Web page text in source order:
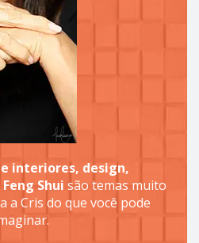
interiores, design,
Shui são temas muito
a Cris do que você pode